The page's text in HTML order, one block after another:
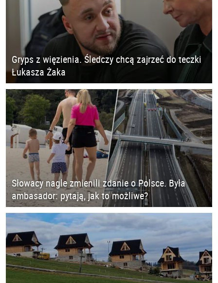
Gryps z więzienia. Śledczy chcą zajrzeć do teczki
Łukasza Żaka
Słowacy nagle zmienili zdanie o Polsce. Była
ambasador: pytają, jak to możliwe?